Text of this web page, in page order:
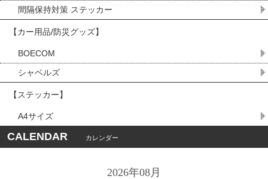
間隔保持対策 ステッカー
【カー用品/防災グッズ】
BOECOM
シャベルズ
【ステッカー】
A4サイズ
CALENDAR カレンダー
2026年08月